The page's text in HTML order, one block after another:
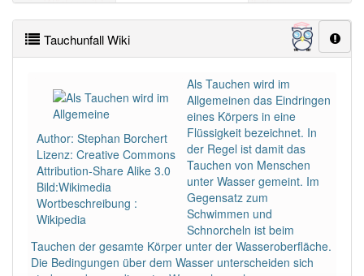
Wörter mit Endung-tauchunfallaber mit einem
anderen Artikel: -1
83% unserer Spielapp-Nutzer haben den Artikel
Tauchunfall Wiki
Author: Stephan Borchert
Lizenz: Creative Commons
Attribution-Share Alike 3.0
Bild:Wikimedia
Wortbeschreibung :
Wikipedia
Als Tauchen wird im
Allgemeinen das Eindringen
eines Körpers in eine
Flüssigkeit bezeichnet. In
der Regel ist damit das
Tauchen von Menschen
unter Wasser gemeint. Im
Gegensatz zum
Schwimmen und
Schnorcheln ist beim
Tauchen der gesamte Körper unter der Wasseroberfläche.
Die Bedingungen über dem Wasser unterscheiden sich